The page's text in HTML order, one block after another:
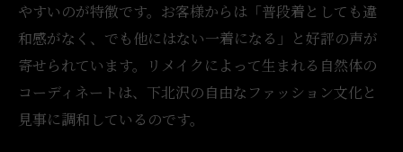
やすいのが特徴です。お客様からは「普段着としても違
和感がなく、でも他にはない一着になる」と好評の声が
寄せられています。リメイクによって生まれる自然体の
コーディネートは、下北沢の自由なファッション文化と
見事に調和しているのです。